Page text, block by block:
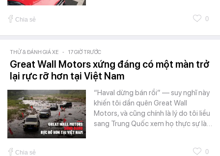
Chia sẻ 0
THỬ & ĐÁNH GIÁ XE - 17 GIỜ TRƯỚC
Great Wall Motors xứng đáng có một màn trở
lại rực rỡ hơn tại Việt Nam
“Haval dừng bán rồi” — suy nghĩ này
khiến tôi dần quên Great Wall
Motors, và cũng chính là lý do tôi liều
sang Trung Quốc xem họ thực sự là…
Chia sẻ 0